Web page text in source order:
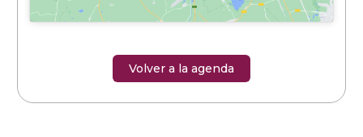
Volver a la agenda